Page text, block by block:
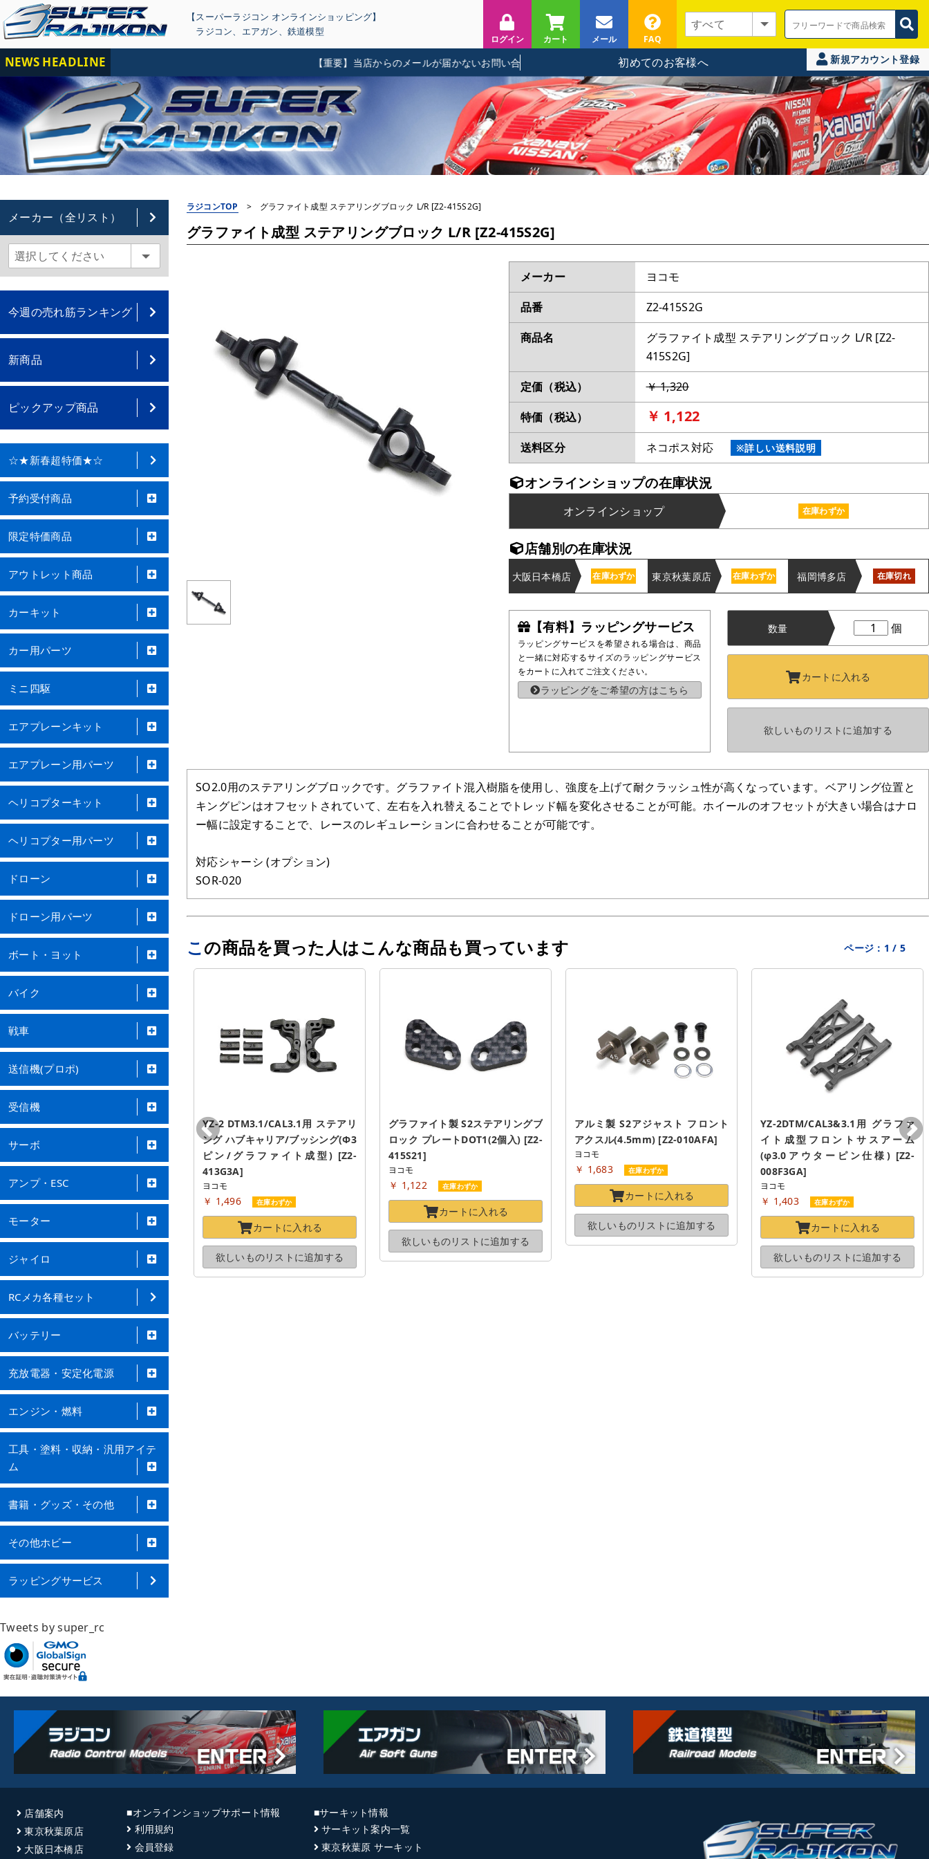
【スーパーラジコン オンラインショッピング】
ラジコン、 エアガン、 鉄道模型
ログイン カート メール FAQ
NEWS HEADLINE 【重要】当店からのメールが届かないお問い合わせに関して 初めてのお客様へ 新規アカウント登録
メーカー（全リスト）
今週の売れ筋ランキング
新商品
ピックアップ商品
☆★新春超特価★☆
予約受付商品
限定特価商品
アウトレット商品
カーキット
カー用パーツ
ミニ四駆
エアプレーンキット
エアプレーン用パーツ
ヘリコプターキット
ヘリコプター用パーツ
ドローン
ドローン用パーツ
ボート・ヨット
バイク
戦車
送信機(プロポ)
受信機
サーボ
アンプ・ESC
モーター
ジャイロ
RCメカ各種セット
バッテリー
充放電器・安定化電源
エンジン・燃料
工具・塗料・収納・汎用アイテ
ム
書籍・グッズ・その他
その他ホビー
ラッピングサービス
Tweets by super_rc
ラジコンTOP > グラファイト成型 ステアリングブロック L/R [Z2-415S2G]
グラファイト成型 ステアリングブロック L/R [Z2-415S2G]
メーカー
ヨコモ
品番
Z2-415S2G
商品名
グラファイト成型 ステアリングブロック L/R [Z2-
415S2G]
定価（税込）
￥ 1,320
特価（税込）
￥ 1,122
送料区分 ネコポス対応 ※詳しい送料説明
オンラインショップの在庫状況
オンラインショップ 在庫わずか
店舗別の在庫状況
大阪日本橋店 在庫わずか 東京秋葉原店 在庫わずか 福岡博多店 在庫切れ
【有料】ラッピングサービス
ラッピングサービスを希望される場合は、商品
と一緒に対応するサイズのラッピングサービス
をカートに入れてご注文ください。
ラッピングをご希望の方はこちら
数量 個
カートに入れる
欲しいものリストに追加する
SO2.0用のステアリングブロックです。グラファイト混入樹脂を使用し、強度を上げて耐クラッシュ性が高くなっています。ベアリング位置と
キングピンはオフセットされていて、左右を入れ替えることでトレッド幅を変化させることが可能。ホイールのオフセットが大きい場合はナロ
ー幅に設定することで、レースのレギュレーションに合わせることが可能です。
対応シャーシ (オプション)
SOR-020
この商品を買った人はこんな商品も買っています ページ： 1 / 5
F/Rハブキャリア用スペーサー
(1.0mm厚/10枚入)(YZ-
2DTM3/CAL3用) [Z2-415S10A]
ヨコモ
￥ 187 在庫切れ
現在注文できません
欲しいものリストに追加する
YZ-2 DTM3.1/CAL3.1用 ステアリ
ング ハブキャリア/ブッシング(Φ3
ピン/グラファイト成型) [Z2-
413G3A]
ヨコモ
￥ 1,496 在庫わずか
カートに入れる
欲しいものリストに追加する
グラファイト製 S2ステアリングブ
ロック プレートDOT1(2個入) [Z2-
415S21]
ヨコモ
￥ 1,122 在庫わずか
カートに入れる
欲しいものリストに追加する
アルミ製 S2アジャスト フロント
アクスル(4.5mm) [Z2-010AFA]
ヨコモ
￥ 1,683 在庫わずか
カートに入れる
欲しいものリストに追加する
YZ-2DTM/CAL3&3.1用 グラファ
イト成型フロントサスアーム
(φ3.0アウターピン仕様) [Z2-
008F3GA]
ヨコモ
￥ 1,403 在庫わずか
カートに入れる
欲しいものリストに追加する
店舗案内
東京秋葉原店
大阪日本橋店
■オンラインショップサポート情報
利用規約
会員登録
■サーキット情報
サーキット案内一覧
東京秋葉原 サーキット